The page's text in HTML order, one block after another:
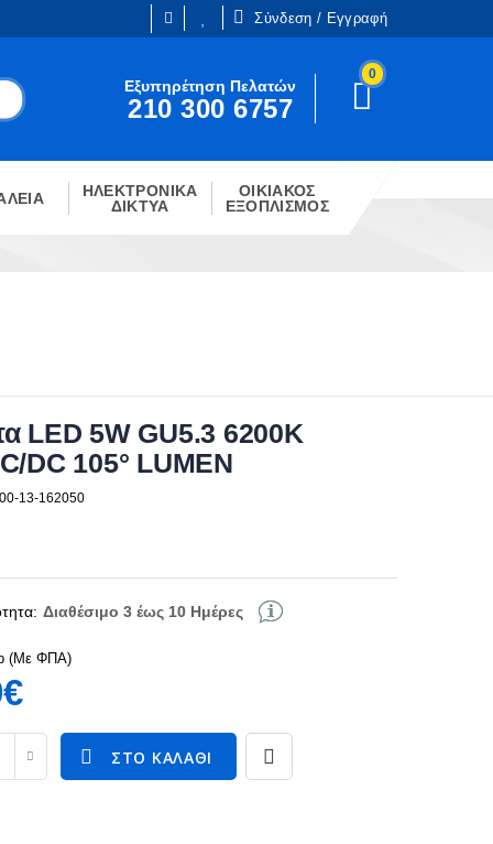
Σύνδεση / Εγγραφή
Είμαι ήδη πελάτης
ΣΎΝΔΕΣΗ
Εξυπηρέτηση Πελατών
210 300 6757
0
ΗΛΕΚΤΡΟΝΙΚΑ
ΔΙΚΤΥΑ
ΟΙΚΙΑΚΟΣ
ΕΞΟΠΛΙΣΜΟΣ
LED 5W GU5.3 6200Κ
DC 105° LUMEN
13-162050
Διαθέσιμο 3 έως 10 Ημέρες
(Με ΦΠΑ)
ΣΤΟ ΚΑΛΆΘΙ